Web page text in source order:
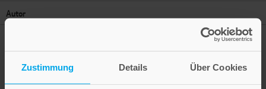
Zustimmung Details Über Cookies
Autor
Presseinformation drucken